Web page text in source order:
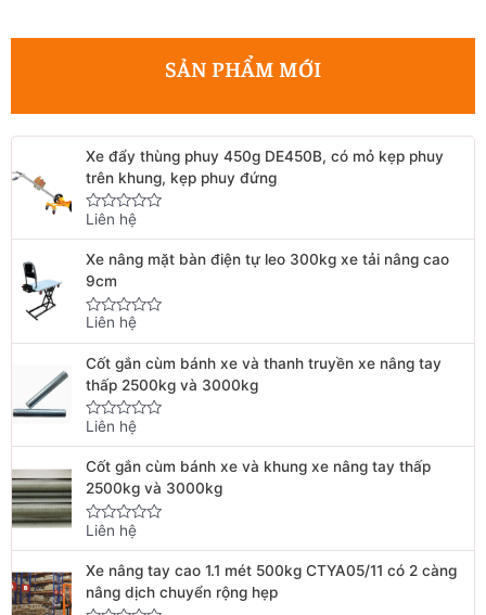
SẢN PHẨM MỚI
Xe đẩy thùng phuy 450g DE450B, có mỏ kẹp phuy
trên khung, kẹp phuy đứng
Rated
0
of
5
Liên hệ
Xe nâng mặt bàn điện tự leo 300kg xe tải nâng cao
9cm
Rated
0
out
of
5
Liên hệ
Cốt gắn cùm bánh xe và thanh truyền xe nâng tay
thấp 2500kg và 3000kg
Rated
0
out
of
5
Liên hệ
Cốt gắn cùm bánh xe và khung xe nâng tay thấp
2500kg và 3000kg
Rated
0
of
5
Liên hệ
Xe nâng tay cao 1.1 mét 500kg CTYA05/11 có 2 càng
nâng dịch chuyển rộng hẹp